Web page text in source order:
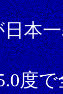
本
度